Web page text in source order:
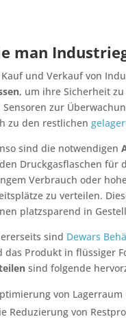
man
Kauf und Verkauf von
, um ihre Sicherheit
Sensoren zur
zu den restlichen
sind die notwendigen
Druckgasflaschen für
Verbrauch oder
zu verteilen.
platzsparend in
sind Dewars
das Produkt in flüssiger
sind folgende
von
Reduzierung von